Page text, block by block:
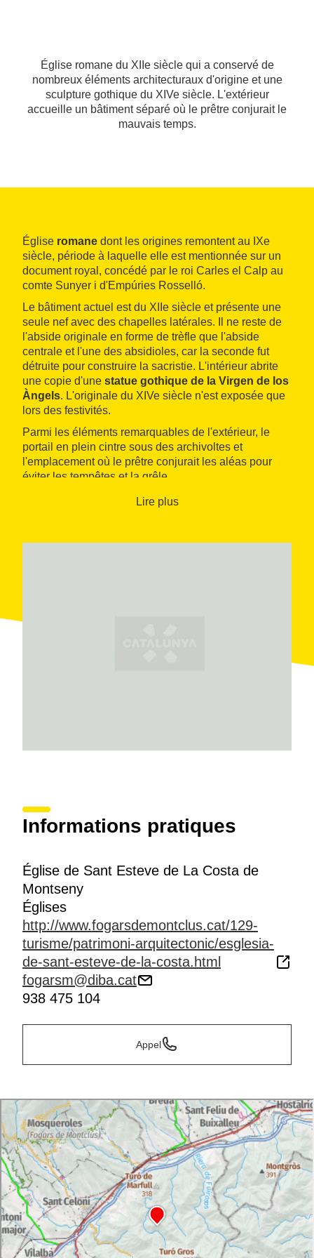
Église romane du XIIe siècle qui a conservé de
nombreux éléments architecturaux d'origine et une
sculpture gothique du XIVe siècle. L'extérieur
accueille un bâtiment séparé où le prêtre conjurait le
mauvais temps.
Église romane dont les origines remontent au IXe
siècle, période à laquelle elle est mentionnée sur un
document royal, concédé par le roi Carles el Calp au
comte Sunyer i d'Empúries Rosselló.
Le bâtiment actuel est du XIIe siècle et présente une
seule nef avec des chapelles latérales. Il ne reste de
l'abside originale en forme de trèfle que l'abside
centrale et l'une des absidioles, car la seconde fut
détruite pour construire la sacristie. L'intérieur abrite
une copie d'une statue gothique de la Virgen de los
Àngels. L'originale du XIVe siècle n'est exposée que
lors des festivités.
Parmi les éléments remarquables de l'extérieur, le
portail en plein cintre sous des archivoltes et
l'emplacement où le prêtre conjurait les aléas pour
éviter les tempêtes et la grêle.
Lire plus
Informations pratiques
Église de Sant Esteve de La Costa de
Montseny
Églises
http://www.fogarsdemontclus.cat/129-
turisme/patrimoni-arquitectonic/esglesia-
de-sant-esteve-de-la-costa.html
fogarsm@diba.cat
938 475 104
Appel